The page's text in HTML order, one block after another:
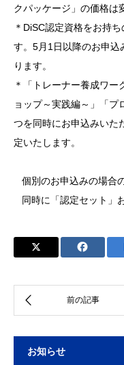
クパッケージ」の価格は
＊DiSC認定資格をお持
す。5月1日以降のお申込
ります。
＊「トレーナー養成ワ
ョップ～実践編～」「プ
つを同時にお申込みいた
定いたします。
個別のお申込みの場
同時に「認定セット」
お知らせ